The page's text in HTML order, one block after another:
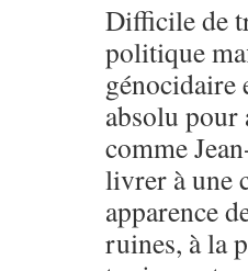
Difficile de
politique
génocidaire
absolu pour
comme
livrer à une
apparence
ruines, à la